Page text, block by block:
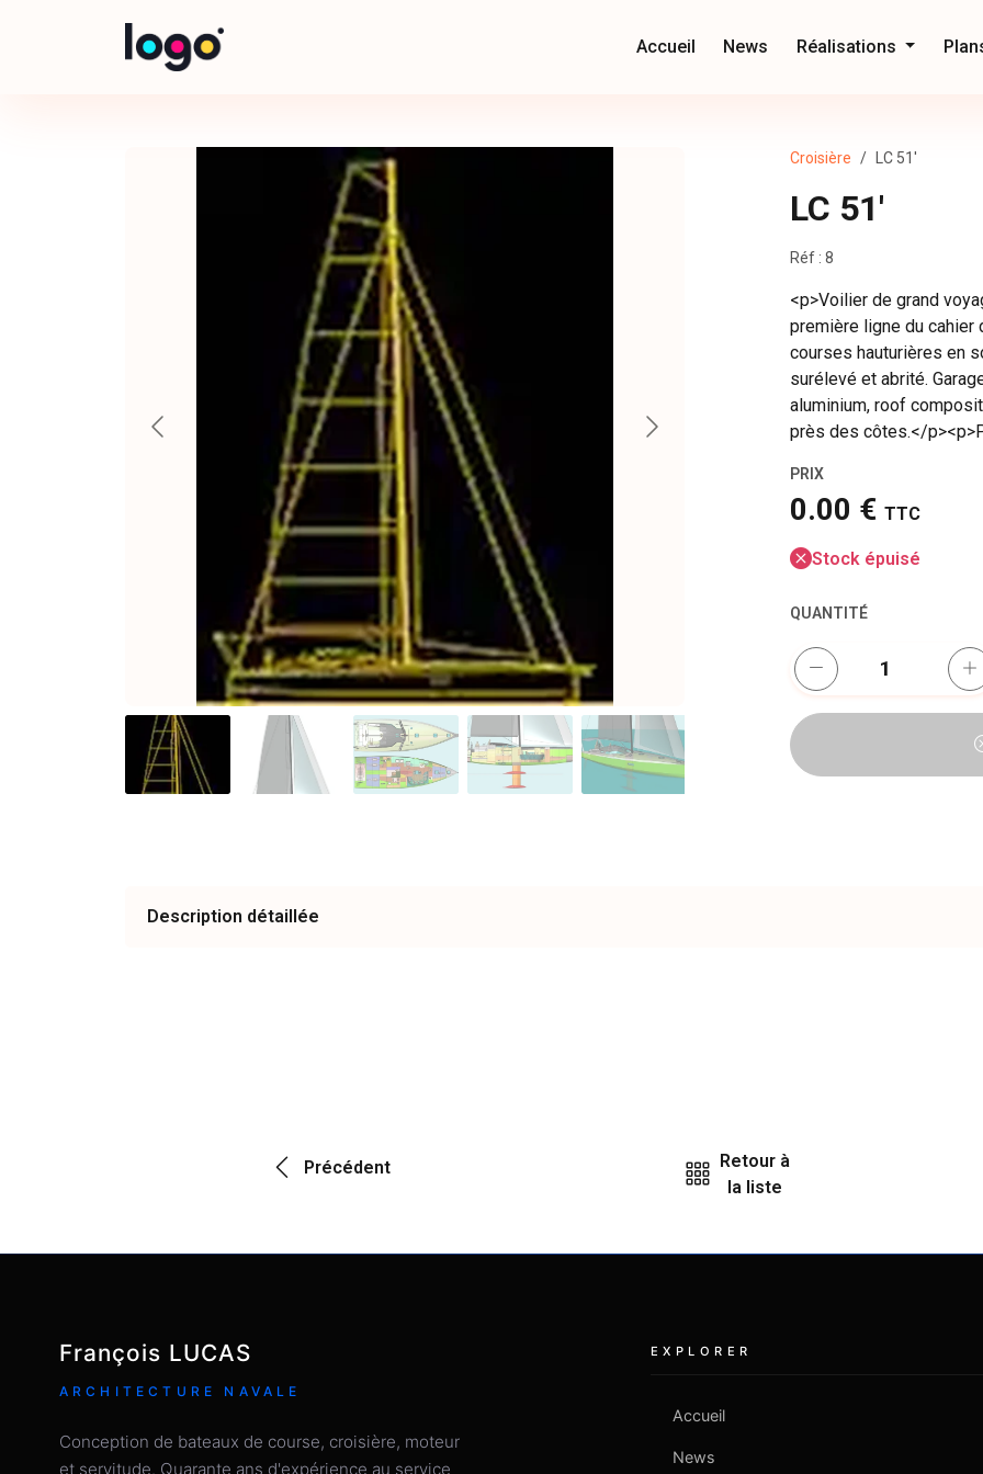
Accueil News Réalisations
Croisière LC 51'
LC 51'
Réf : 8
<p>Voilier de grand
première ligne du cahier
courses hauturières en
surélevé et abrité.
aluminium, roof
près des côtes.</
PRIX
0.00 € TTC
Stock épuisé
QUANTITÉ
Description détaillée
Précédent
Retour à
la liste
François LUCAS
ARCHITECTURE NAVALE
Conception de bateaux de course, croisière, moteur
et servitude. Quarante ans d'expérience au service
EXPLORER
Accueil
News